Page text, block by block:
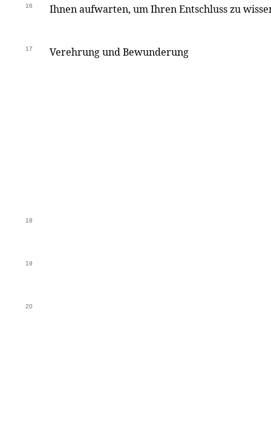
16 Ihnen aufwarten, um Ihren Entschluss zu
17 Verehrung und Bewunderung
18
19
20